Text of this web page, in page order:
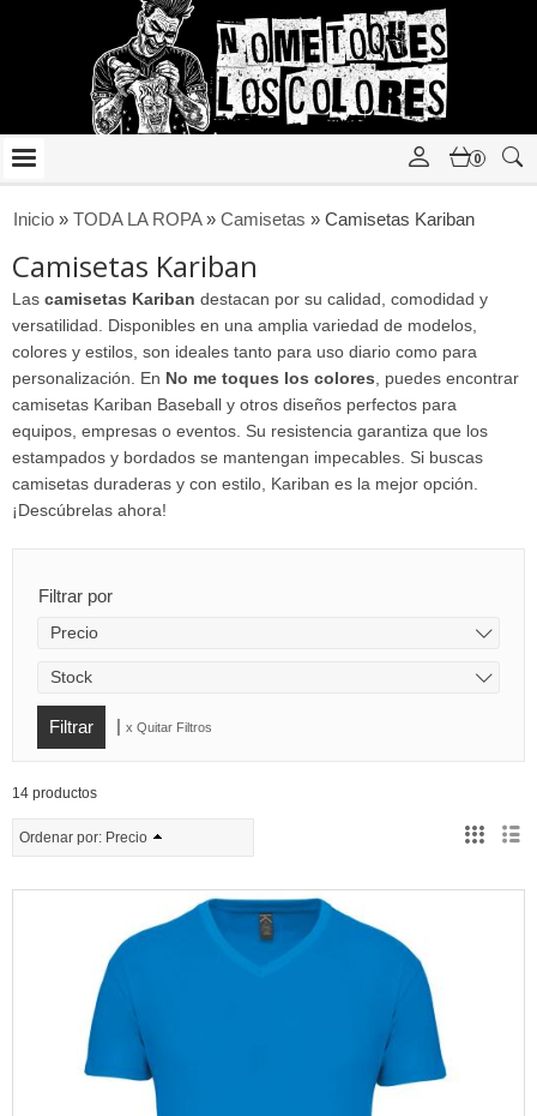
0
Inicio » TODA LA ROPA» Camisetas » Camisetas Kariban
Camisetas Kariban
Las camisetas Kariban destacan por su calidad, comodidad y
versatilidad. Disponibles en una amplia variedad de modelos,
colores y estilos, son ideales tanto para uso diario como para
personalización. En No me toques los colores, puedes encontrar
camisetas Kariban Baseball y otros diseños perfectos para
equipos, empresas o eventos. Su resistencia garantiza que los
estampados y bordados se mantengan impecables. Si buscas
camisetas duraderas y con estilo, Kariban es la mejor opción.
¡Descúbrelas ahora!
Filtrar por
Precio
Stock
| x Quitar Filtros
14 productos
Ordenar por: Precio